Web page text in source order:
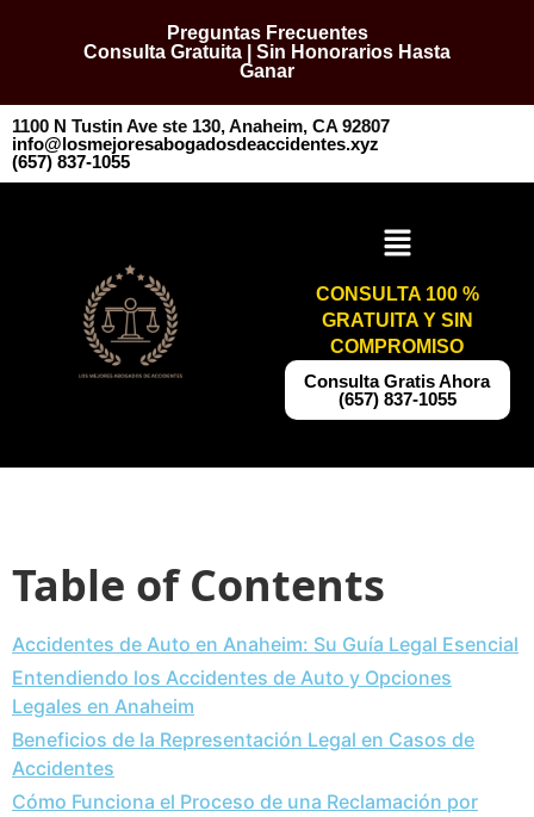
Preguntas Frecuentes
Consulta Gratuita | Sin Honorarios Hasta
Ganar
1100 N Tustin Ave ste 130, Anaheim, CA 92807
info@losmejoresabogadosdeaccidentes.xyz
​​(657) 837-1055
CONSULTA 100 %
GRATUITA Y SIN
COMPROMISO
​​Consulta Gratis Ahora
(657) 837-1055
Table of Contents
Accidentes de Auto en Anaheim: Su Guía Legal Esencial
Entendiendo los Accidentes de Auto y Opciones
Legales en Anaheim
Beneficios de la Representación Legal en Casos de
Accidentes
Cómo Funciona el Proceso de una Reclamación por